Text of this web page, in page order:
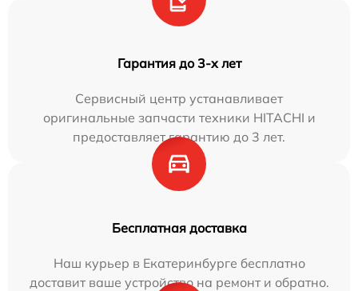
Гарантия до 3-х лет
Сервисный центр устанавливает
оригинальные запчасти техники HITACHI и
предоставляет гарантию до 3 лет.
Бесплатная доставка
Наш курьер в Екатеринбурге бесплатно
доставит ваше устройство на ремонт и обратно.